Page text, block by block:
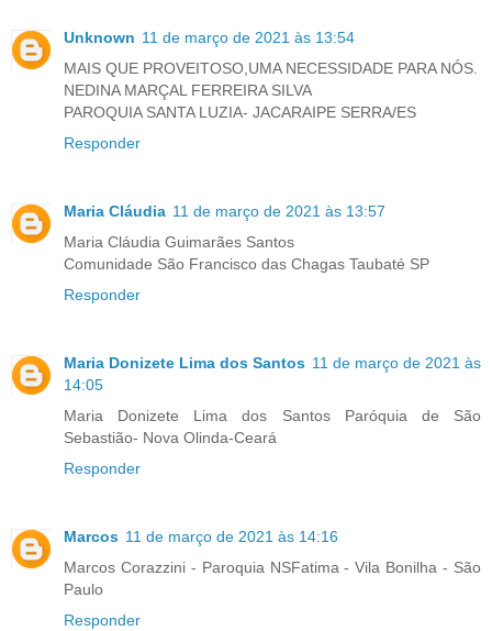
Unknown 11 de março de 2021 às 13:54
MAIS QUE PROVEITOSO,UMA NECESSIDADE PARA NÓS.
NEDINA MARÇAL FERREIRA SILVA
PAROQUIA SANTA LUZIA- JACARAIPE SERRA/ES
Responder
Maria Cláudia 11 de março de 2021 às 13:57
Maria Cláudia Guimarães Santos
Comunidade São Francisco das Chagas Taubaté SP
Responder
Maria Donizete Lima dos Santos 11 de março de 2021 às
14:05
Maria Donizete Lima dos Santos Paróquia de São
Sebastião- Nova Olinda-Ceará
Responder
Marcos 11 de março de 2021 às 14:16
Marcos Corazzini - Paroquia NSFatima - Vila Bonilha - São
Paulo
Responder